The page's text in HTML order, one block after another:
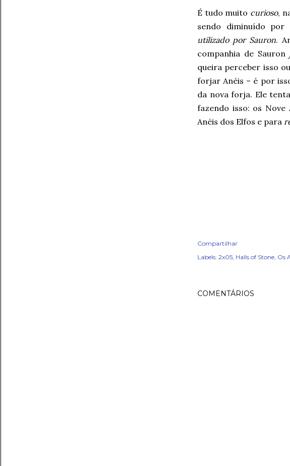
É tudo muito curioso,
sendo diminuído por
utilizado por Sauron.
companhia de Sauron
queira perceber isso
forjar Anéis – é por
da nova forja. Ele
fazendo isso: os Nove
Anéis dos Elfos e para
Compartilhar
Labels: 2x05 Halls of Stone Os
COMENTÁRIOS